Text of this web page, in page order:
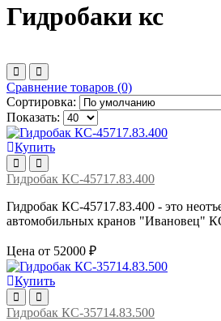
Гидробаки кс
Сравнение товаров (0)
Сортировка:
Показать:
Купить
Гидробак КС-45717.83.400
Гидробак КС-45717.83.400 - это
автомобильных кранов "Ивановец"
Цена от 52000 ₽
Купить
Гидробак КС-35714.83.500